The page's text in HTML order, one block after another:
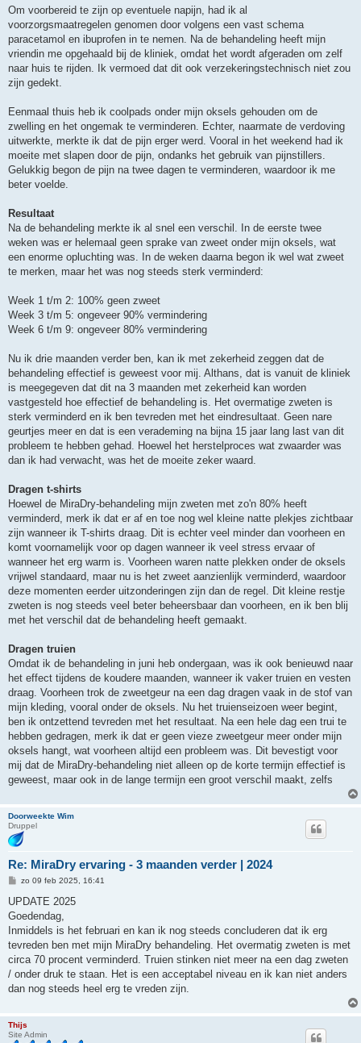
Om voorbereid te zijn op eventuele napijn, had ik al
voorzorgsmaatregelen genomen door volgens een vast schema
paracetamol en ibuprofen in te nemen. Na de behandeling heeft mijn
vriendin me opgehaald bij de kliniek, omdat het wordt afgeraden om zelf
naar huis te rijden. Ik vermoed dat dit ook verzekeringstechnisch niet zou
zijn gedekt.
Eenmaal thuis heb ik coolpads onder mijn oksels gehouden om de
zwelling en het ongemak te verminderen. Echter, naarmate de verdoving
uitwerkte, merkte ik dat de pijn erger werd. Vooral in het weekend had ik
moeite met slapen door de pijn, ondanks het gebruik van pijnstillers.
Gelukkig begon de pijn na twee dagen te verminderen, waardoor ik me
beter voelde.
Resultaat
Na de behandeling merkte ik al snel een verschil. In de eerste twee
weken was er helemaal geen sprake van zweet onder mijn oksels, wat
een enorme opluchting was. In de weken daarna begon ik wel wat zweet
te merken, maar het was nog steeds sterk verminderd:
Week 1 t/m 2: 100% geen zweet
Week 3 t/m 5: ongeveer 90% vermindering
Week 6 t/m 9: ongeveer 80% vermindering
Nu ik drie maanden verder ben, kan ik met zekerheid zeggen dat de
behandeling effectief is geweest voor mij. Althans, dat is vanuit de kliniek
is meegegeven dat dit na 3 maanden met zekerheid kan worden
vastgesteld hoe effectief de behandeling is. Het overmatige zweten is
sterk verminderd en ik ben tevreden met het eindresultaat. Geen nare
geurtjes meer en dat is een verademing na bijna 15 jaar lang last van dit
probleem te hebben gehad. Hoewel het herstelproces wat zwaarder was
dan ik had verwacht, was het de moeite zeker waard.
Dragen t-shirts
Hoewel de MiraDry-behandeling mijn zweten met zo'n 80% heeft
verminderd, merk ik dat er af en toe nog wel kleine natte plekjes zichtbaar
zijn wanneer ik T-shirts draag. Dit is echter veel minder dan voorheen en
komt voornamelijk voor op dagen wanneer ik veel stress ervaar of
wanneer het erg warm is. Voorheen waren natte plekken onder de oksels
vrijwel standaard, maar nu is het zweet aanzienlijk verminderd, waardoor
deze momenten eerder uitzonderingen zijn dan de regel. Dit kleine restje
zweten is nog steeds veel beter beheersbaar dan voorheen, en ik ben blij
met het verschil dat de behandeling heeft gemaakt.
Dragen truien
Omdat ik de behandeling in juni heb ondergaan, was ik ook benieuwd naar
het effect tijdens de koudere maanden, wanneer ik vaker truien en vesten
draag. Voorheen trok de zweetgeur na een dag dragen vaak in de stof van
mijn kleding, vooral onder de oksels. Nu het truienseizoen weer begint,
ben ik ontzettend tevreden met het resultaat. Na een hele dag een trui te
hebben gedragen, merk ik dat er geen vieze zweetgeur meer onder mijn
oksels hangt, wat voorheen altijd een probleem was. Dit bevestigt voor
mij dat de MiraDry-behandeling niet alleen op de korte termijn effectief is
geweest, maar ook in de lange termijn een groot verschil maakt, zelfs
Doorweekte Wim
Druppel
Re: MiraDry ervaring - 3 maanden verder | 2024
B
r
c
h
zo 09 feb 2025, 16:41
UPDATE 2025
Goedendag,
Inmiddels is het februari en kan ik nog steeds concluderen dat ik erg
tevreden ben met mijn MiraDry behandeling. Het overmatig zweten is met
circa 70 procent verminderd. Truien stinken niet meer na een dag zweten
/ onder druk te staan. Het is een acceptabel niveau en ik kan niet anders
dan nog steeds heel erg te vreden zijn.
Thijs
Site Admin